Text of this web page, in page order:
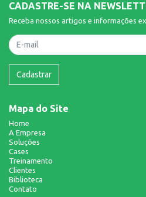
CADASTRE-SE NA
Receba nossos artigos e informações
Nome
Cadastrar
Mapa do Site
Home
A Empresa
Soluções
Cases
Treinamento
Clientes
Biblioteca
Contato